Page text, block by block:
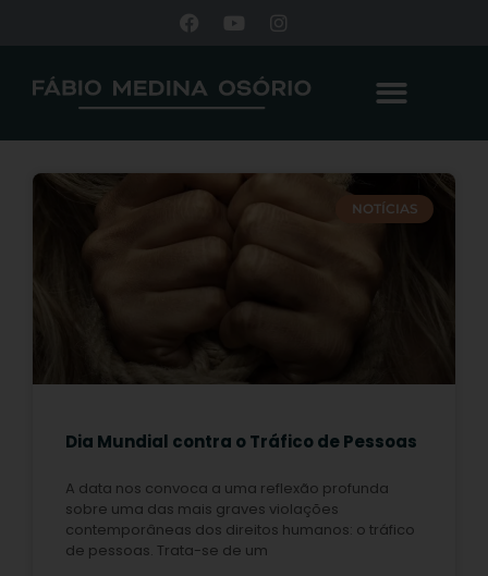
NOTÍCIAS
Dia Mundial contra o Tráfico de Pessoas
A data nos convoca a uma reflexão profunda
sobre uma das mais graves violações
contemporâneas dos direitos humanos: o tráfico
de pessoas. Trata-se de um